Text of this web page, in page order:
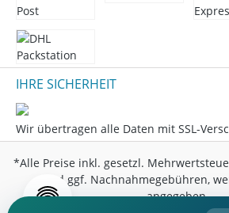
IHRE SICHERHEIT
Wir übertragen alle Daten mit SSL-
*Alle Preise inkl. gesetzl.
und ggf. Nachnahmegebühren,
angegeben.